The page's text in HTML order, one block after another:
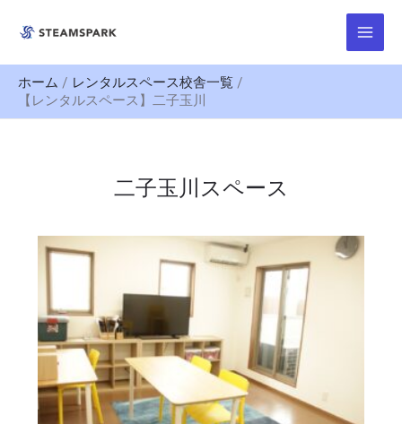
ッ
Main
Menu
ホーム
レンタルスペース校舎一覧
【レンタルスペース】二子玉川
二子玉川スペース